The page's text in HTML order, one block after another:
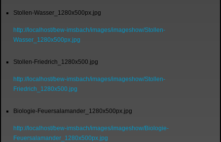
Stollen-Wasser_1280x500px.jpg
http://localhost/bew-imsbach/images/imageshow/Stollen-
Wasser_1280x500px.jpg
Stollen-Friedrich_1280x500.jpg
http://localhost/bew-imsbach/images/imageshow/Stollen-
Friedrich_1280x500.jpg
Biologie-Feuersalamander_1280x500px.jpg
http://localhost/bew-imsbach/images/imageshow/Biologie-
Feuersalamander_1280x500px.jpg